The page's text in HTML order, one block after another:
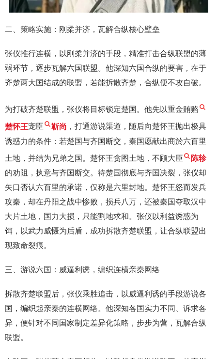
二、策略实施：刚柔并济，瓦解合纵核心壁垒
张仪推行连横，以刚柔并济的手段，精准打击合纵联盟的薄
弱环节，逐步瓦解六国联盟。他深知六国合纵的要害，在于
齐楚两大国结成的联盟，若能拆散齐楚，合纵便不攻自破。
为打破齐楚联盟，张仪将目标锁定楚国。他先以重金贿赂
楚怀王宠臣 靳尚 ，打通游说渠道，随后向楚怀王抛出极具
诱惑力的条件：若楚国与齐国断交，秦国愿献出商於六百里
土地，并结为兄弟之国。楚怀王贪图土地，不顾大臣
陈轸
的劝阻，执意与齐国断交。待楚国彻底与齐国决裂，张仪却
矢口否认六百里的承诺，仅称是六里封地。楚怀王怒而发兵
攻秦，却在丹阳之战中惨败，损兵八万，还被秦国夺取汉中
大片土地，国力大损，只能割地求和。张仪以利益诱惑为
饵，以武力威慑为后盾，成功拆散齐楚联盟，让合纵联盟出
现致命裂痕。
三、游说六国：威逼利诱，编织连横亲秦网络
拆散齐楚联盟后，张仪乘胜追击，以威逼利诱的手段游说各
国，编织起亲秦的连横网络。他深知各国实力不同、诉求各
异，便针对不同国家制定差异化策略，步步为营，瓦解合纵
联盟。